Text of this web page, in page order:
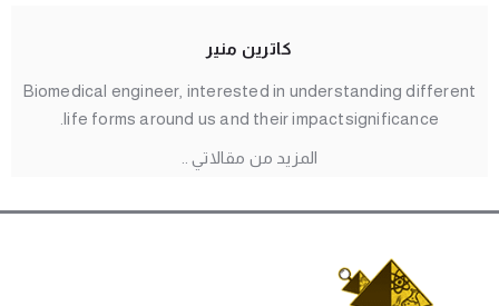
كاترين منير
Biomedical engineer, interested in understanding different
life forms around us and their impactsignificance.
المزيد من مقالاتي ..